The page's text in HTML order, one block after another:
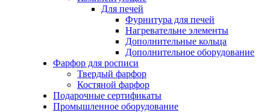
Для печей
Фурнитура для печей
Нагревательне элементы
Дополнительные кольца
Дополнительное оборудование
Фарфор для росписи
Твердый фарфор
Костяной фарфор
Подарочные сертификаты
Промышленное оборудование